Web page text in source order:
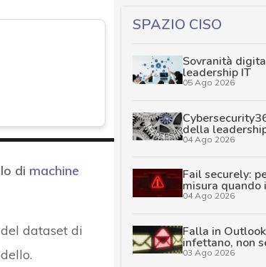
di machine
dataset di
SPAZIO CISO
Sovranità
leadership IT
05 Ago 2026
della
04 Ago 2026
Fail securely:
misura
04 Ago 2026
Falla in
infettano, non
03 Ago 2026